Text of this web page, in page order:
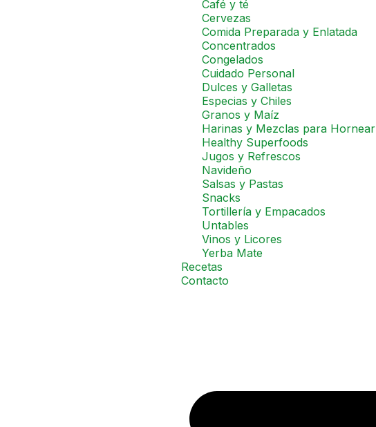
Café y té
Cervezas
Comida Preparada y Enlatada
Concentrados
Congelados
Cuidado Personal
Dulces y Galletas
Especias y Chiles
Granos y Maíz
Harinas y Mezclas para Hornear
Healthy Superfoods
Jugos y Refrescos
Navideño
Salsas y Pastas
Snacks
Tortillería y Empacados
Untables
Vinos y Licores
Yerba Mate
Recetas
Contacto